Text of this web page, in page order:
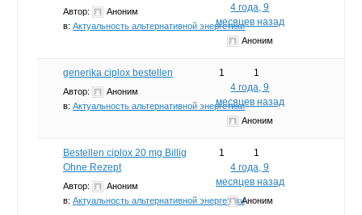
Автор:
Аноним
в: Актуальность альтернативной энергетики
4 года, 9
месяцев назад
Аноним
generika ciplox bestellen
Автор:
Аноним
в: Актуальность альтернативной энергетики
1
1
4 года, 9
месяцев назад
Аноним
Bestellen ciplox 20 mg Billig
Ohne Rezept
Автор:
Аноним
в: Актуальность альтернативной энергетики
1
1
4 года, 9
месяцев назад
Аноним